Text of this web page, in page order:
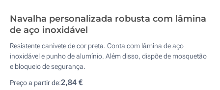
Navalha personalizada robusta com lâmina
de aço inoxidável
Resistente canivete de cor preta. Conta com lâmina de aço
inoxidável e punho de alumínio. Além disso, dispõe de mosquetão
e bloqueio de segurança.
Preço a partir de:2,84 €